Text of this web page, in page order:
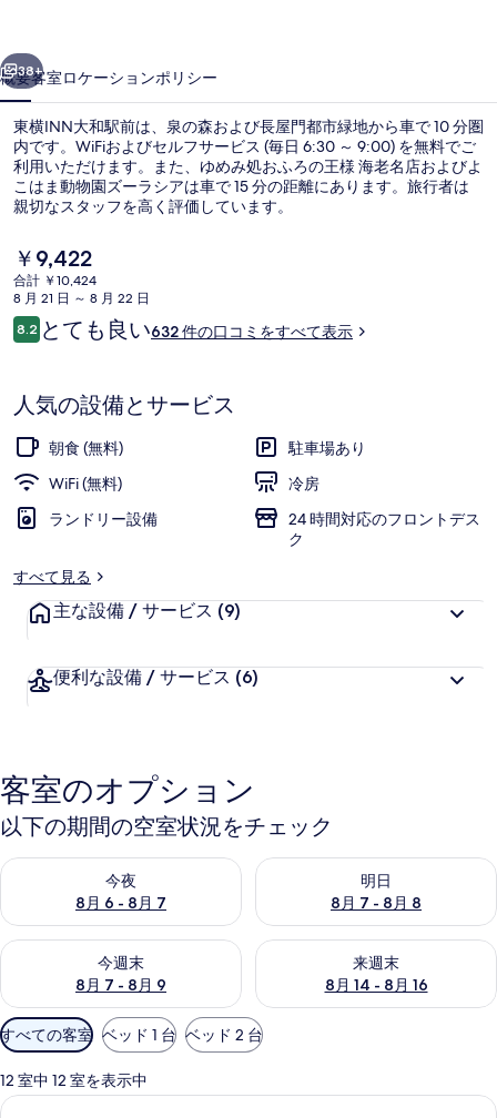
の
写
真
ギ
ャ
ラ
リ
ー
38+
概要客室ロケーションポリシー
東横INN大和駅前は、泉の森および長屋門都市緑地から車で 10 分圏
内です。WiFiおよびセルフサービス (毎日 6:30 ～ 9:00) を無料でご
利用いただけます。また、ゆめみ処おふろの王様 海老名店およびよ
こはま動物園ズーラシアは車で 15 分の距離にあります。旅行者は
親切なスタッフを高く評価しています。
現
在
の
料
金
で
す
￥9,422
合計 ￥10,424
8 月 21 日 ～ 8 月 22 日
口
コ
8.210段階中8.2
とても良い632 件の口コミをすべて表示
人気の設備とサービス
朝食 (無料)
駐車場あり
WiFi (無料)
冷房
ランドリー設備
24 時間対応のフロントデス
ク
すべて見る
主な設備 / サービス (9)
便利な設備 / サービス (6)
客室のオプション
以下の期間の空室状況をチェック
今夜
8月 6 - 8月 7
今夜 8月 6 - 8月 7 の空室状況をチェック
明日
8月 7 - 8月 8
明日 8月 7 - 8月 8 の空室状況
今週末
8月 7 - 8月 9
今週末 8月 7 - 8月 9 の空室状況をチェック
来週末
8月 14 - 8月 16
来週末 8月 14 - 8月 16 の空室
利
用
可
能
すべての客室 ベッド 1 台 ベッド 2 台
12 室中 12 室を表示中